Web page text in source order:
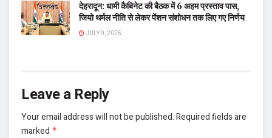
देहरादून: धामी कैबिनेट की बैठक में 6 अहम प्रस्ताव पास,
जियो थर्मल नीति से लेकर पेंशन संशोधन तक लिए गए निर्णय
JULY 9, 2025
Leave a Reply
Your email address will not be published.Required fields are
marked *